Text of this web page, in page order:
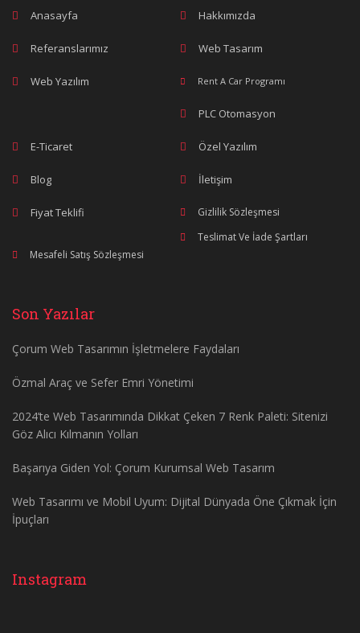
Anasayfa Hakkımızda
Referanslarımız Web Tasarım
Web Yazılım Rent A Car Programı
PLC Otomasyon
E-Ticaret Özel Yazılım
Blog İletişim
Fiyat Teklifi
Gizlilik Sözleşmesi
Teslimat Ve İade Şartları
Mesafeli Satış Sözleşmesi
Son Yazılar
Çorum Web Tasarımın İşletmelere Faydaları
Özmal Araç ve Sefer Emri Yönetimi
2024’te Web Tasarımında Dikkat Çeken 7 Renk Paleti: Sitenizi
Göz Alıcı Kılmanın Yolları
Başarıya Giden Yol: Çorum Kurumsal Web Tasarım
Web Tasarımı ve Mobil Uyum: Dijital Dünyada Öne Çıkmak İçin
İpuçları
Instagram